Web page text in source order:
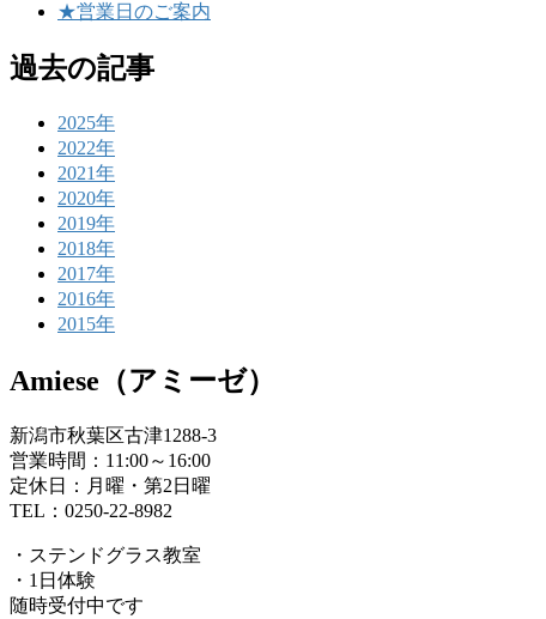
★営業日のご案内
過去の記事
2025年
2022年
2021年
2020年
2019年
2018年
2017年
2016年
2015年
Amiese（アミーゼ）
新潟市秋葉区古津1288-3
営業時間：11:00～16:00
定休日：月曜・第2日曜
TEL：0250-22-8982
・ステンドグラス教室
・1日体験
随時受付中です